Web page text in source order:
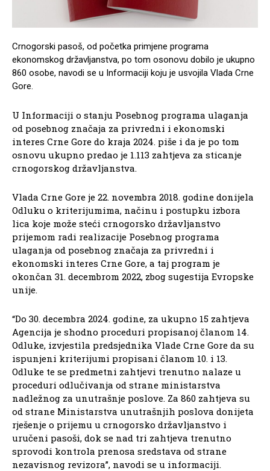
Crnogorski pasoš, od početka primjene programa
ekonomskog državljanstva, po tom osonovu dobilo je ukupno
860 osobe, navodi se u Informaciji koju je usvojila Vlada Crne
Gore.
U Informaciji o stanju Posebnog programa ulaganja
od posebnog značaja za privredni i ekonomski
interes Crne Gore do kraja 2024. piše i da je po tom
osnovu ukupno predao je 1.113 zahtjeva za sticanje
crnogorskog državljanstva.
Vlada Crne Gore je 22. novembra 2018. godine donijela
Odluku o kriterijumima, načinu i postupku izbora
lica koje može steći crnogorsko državljanstvo
prijemom radi realizacije Posebnog programa
ulaganja od posebnog značaja za privredni i
ekonomski interes Crne Gore, a taj program je
okončan 31. decembrom 2022, zbog sugestija Evropske
unije.
“Do 30. decembra 2024. godine, za ukupno 15 zahtjeva
Agencija je shodno proceduri propisanoj članom 14.
Odluke, izvjestila predsjednika Vlade Crne Gore da su
ispunjeni kriterijumi propisani članom 10. i 13.
Odluke te se predmetni zahtjevi trenutno nalaze u
proceduri odlučivanja od strane ministarstva
nadležnog za unutrašnje poslove. Za 860 zahtjeva su
od strane Ministarstva unutrašnjih poslova donijeta
rješenje o prijemu u crnogorsko državljanstvo i
uručeni pasoši, dok se nad tri zahtjeva trenutno
sprovodi kontrola prenosa sredstava od strane
nezavisnog revizora”, navodi se u informaciji.